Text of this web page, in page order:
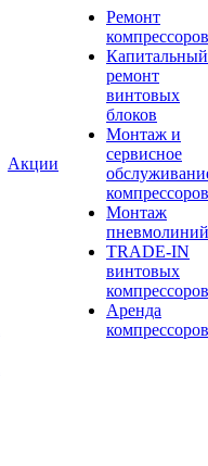
Акции
Ремонт
компрессоров
Капитальный
ремонт
винтовых
блоков
Монтаж и
сервисное
компрессоров
Монтаж
пневмолиний
TRADE-IN
винтовых
компрессоров
Аренда
компрессоров